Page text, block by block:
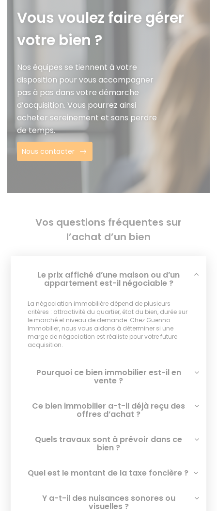
Vous voulez faire gérer
votre bien ?
Nos équipes se tiennent à votre
disposition pour vous accompagner
pas à pas dans votre démarche
d’acquisition. Vous pourrez ainsi
acheter sereinement et sans perdre
de temps.
Nous contacter
Vos questions fréquentes sur
l’achat d’un bien
Le prix affiché d’une maison ou d’un
appartement est-il négociable ?
La négociation immobilière dépend de plusieurs
critères : attractivité du quartier, état du bien, durée sur
le marché et niveau de demande. Chez Guenno
Immobilier, nous vous aidons à déterminer si une
marge de négociation est réaliste pour votre future
acquisition.
Pourquoi ce bien immobilier est-il en
vente ?
Ce bien immobilier a-t-il déjà reçu des
offres d’achat ?
Quels travaux sont à prévoir dans ce
bien ?
Quel est le montant de la taxe foncière ?
Y a-t-il des nuisances sonores ou
visuelles ?